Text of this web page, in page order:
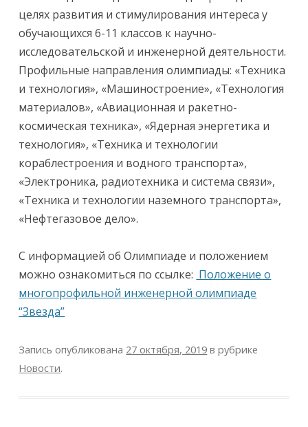
целях развития и стимулирования интереса у
обучающихся 6-11 классов к научно-
исследовательской и инженерной деятельности.
Профильные направления олимпиады: «Техника
и технология», «Машиностроение», «Технология
материалов», «Авиационная и ракетно-
космическая техника», «Ядерная энергетика и
технология», «Техника и технологии
кораблестроения и водного транспорта»,
«Электроника, радиотехника и система связи»,
«Техника и технологии наземного транспорта»,
«Нефтегазовое дело».
С информацией об Олимпиаде и положением
можно ознакомиться по ссылке: Положение о
многопрофильной инженерной олимпиаде
“Звезда”
Запись опубликована 27 октября, 2019 в рубрике
Новости.